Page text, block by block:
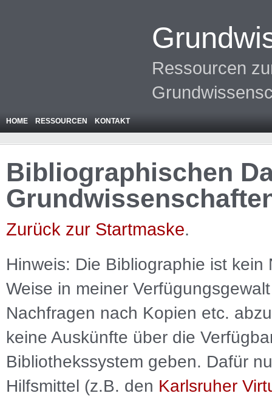
Ressourcen
HOME RESSOURCEN KONTAKT
Bibliographischen
Zurück zur Startmaske.
Hinweis: Die Bibliographie ist kein
Weise in meiner
Nachfragen nach Kopien etc.
keine Auskünfte über die
Bibliothekssystem geben. Dafür
Hilfsmittel (z.B. den Karlsruher